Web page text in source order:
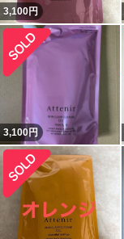
3,100円
3,100円